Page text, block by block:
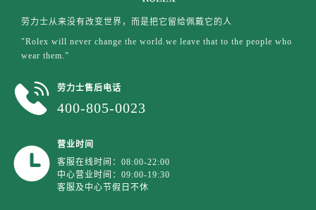
澳门特别行政区花王堂区大三巴商圈劳力士售后服务中心（需提前预约）
劳力士从来没有改变世界，而是把它留给佩戴它的人
"Rolex will never change the world.we leave that to the people who
wear them.”
劳力士售后电话
400-805-0023
营业时间
客服在线时间：08:00-22:00
中心营业时间：09:00-19:30
客服及中心节假日不休